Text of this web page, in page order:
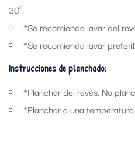
30º.
*Se recomienda lavar del
*Se recomienda lavar
Instrucciones de planchado:
*Planchar del revés. No
*Planchar a una temperatura